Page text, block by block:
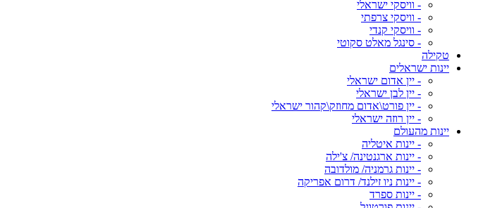
- וויסקי ישראלי
- וויסקי צרפתי
- וויסקי קנדי
- סינגל מאלט סקוטי
טקילה
יינות ישראלים
- יין אדום ישראלי
- יין לבן ישראלי
- יין פורט\אדום מחוזק\קהור ישראלי
- יין רוזה ישראלי
יינות מהעולם
- יינות איטליה
- יינות ארגנטינה/ צ'ילה
- יינות גרמניה/ מולדובה
- יינות ניו זילנד/ דרום אפריקה
- יינות ספרד